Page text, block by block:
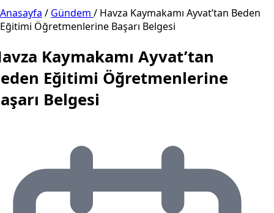
Anasayfa / Gündem / Havza Kaymakamı Ayvat’tan Beden
Eğitimi Öğretmenlerine Başarı Belgesi
Kaymakamı Ayvat’tan
Eğitimi Öğretmenlerine
Belgesi